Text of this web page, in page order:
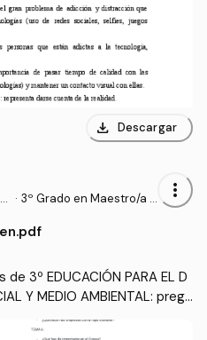
download Descargar
· 3º Grado en Maestro/a d
more_vert
3º EDUCACIÓN PARA EL D
Y MEDIO AMBIENTAL: pregu